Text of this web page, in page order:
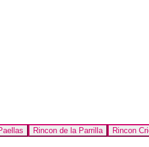
Rincon de la Parrilla Rincon